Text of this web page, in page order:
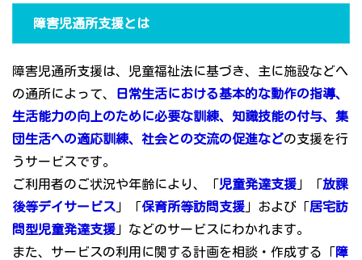
障害児通所支援とは
障害児通所支援は、児童福祉法に基づき、主に施設などへ
の通所によって、
日常生活における基本的な動作の指導、
生活能力の向上のために必要な訓練、知識技能の付与、集
団生活への適応訓練、社会との交流の促進などの支援を行
うサービスです。
ご利用者のご状況や年齢により、「児童発達支援 」「放課
後等デイサービス 」「保育所等訪問支援 」および「居宅訪
問型児童発達支援 」などのサービスにわかれます。
また、サービスの利用に関する計画を相談・作成する「障